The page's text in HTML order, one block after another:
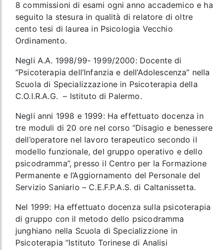
8 commissioni di esami ogni anno accademico e ha
seguito la stesura in qualità di relatore di oltre
cento tesi di laurea in Psicologia Vecchio
Ordinamento.
Negli A.A. 1998/99- 1999/2000: Docente di
“Psicoterapia dell’Infanzia e dell’Adolescenza” nella
Scuola di Specializzazione in Psicoterapia della
C.O.I.R.A.G. – Istituto di Palermo.
Negli anni 1998 e 1999: Ha effettuato docenza in
tre moduli di 20 ore nel corso “Disagio e benessere
dell’operatore nel lavoro terapeutico secondo il
modello funzionale, del gruppo operativo e dello
psicodramma”, presso il Centro per la Formazione
Permanente e l’Aggiornamento del Personale del
Servizio Saniario – C.E.F.P.A.S. di Caltanissetta.
Nel 1999: Ha effettuato docenza sulla psicoterapia
di gruppo con il metodo dello psicodramma
junghiano nella Scuola di Specializzione in
Psicoterapia “Istituto Torinese di Analisi